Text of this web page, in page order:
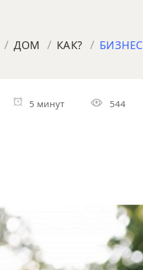
/ ДОМ / КАК? / БИЗНЕС
5 минут 544